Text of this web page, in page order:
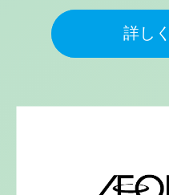
詳し